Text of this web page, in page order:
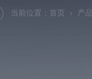
当前位置： 首页 产